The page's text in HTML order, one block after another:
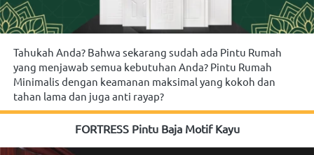
Tahukah Anda? Bahwa sekarang sudah ada Pintu Rumah
yang menjawab semua kebutuhan Anda? Pintu Rumah
Minimalis dengan keamanan maksimal yang kokoh dan
tahan lama dan juga anti rayap?
FORTRESS Pintu Baja Motif Kayu